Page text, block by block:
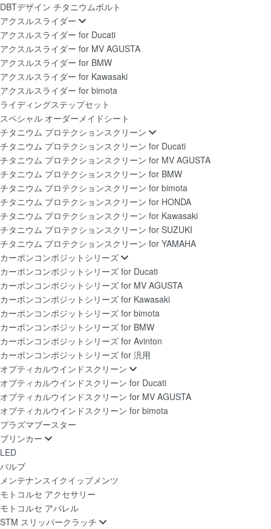
DBTデザイン チタニウムボルト
アクスルスライダー
アクスルスライダー for Ducati
アクスルスライダー for MV AGUSTA
アクスルスライダー for BMW
アクスルスライダー for Kawasaki
アクスルスライダー for bimota
ライディングステップセット
スペシャル オーダーメイドシート
チタニウム プロテクションスクリーン
チタニウム プロテクションスクリーン for Ducati
チタニウム プロテクションスクリーン for MV AGUSTA
チタニウム プロテクションスクリーン for BMW
チタニウム プロテクションスクリーン for bimota
チタニウム プロテクションスクリーン for HONDA
チタニウム プロテクションスクリーン for Kawasaki
チタニウム プロテクションスクリーン for SUZUKI
チタニウム プロテクションスクリーン for YAMAHA
カーボンコンポジットシリーズ
カーボンコンポジットシリーズ for Ducati
カーボンコンポジットシリーズ for MV AGUSTA
カーボンコンポジットシリーズ for Kawasaki
カーボンコンポジットシリーズ for bimota
カーボンコンポジットシリーズ for BMW
カーボンコンポジットシリーズ for Avinton
カーボンコンポジットシリーズ for 汎用
オプティカルウインドスクリーン
オプティカルウインドスクリーン for Ducati
オプティカルウインドスクリーン for MV AGUSTA
オプティカルウインドスクリーン for bimota
プラズマブースター
ブリンカー
LED
バルブ
メンテナンスイクイップメンツ
モトコルセ アクセサリー
モトコルセ アパレル
STM スリッパークラッチ